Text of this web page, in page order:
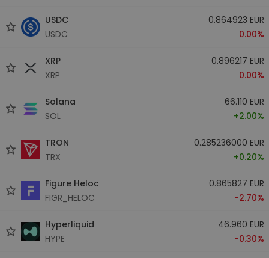
USDC
USDC
0.864923 EUR
0.00%
XRP
XRP
0.896217 EUR
0.00%
Solana
SOL
66.110 EUR
+2.00%
TRON
TRX
0.285236000 EUR
+0.20%
Figure Heloc
FIGR_HELOC
0.865827 EUR
-2.70%
Hyperliquid
HYPE
46.960 EUR
-0.30%